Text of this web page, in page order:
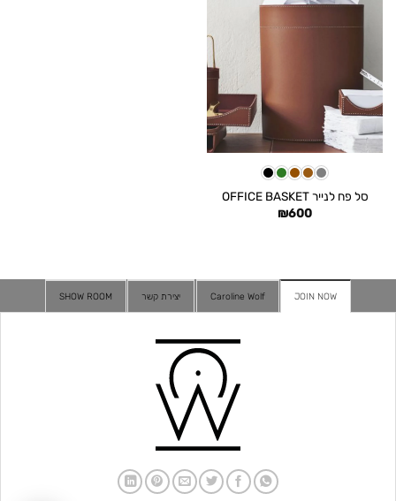
סל פח לנייר OFFICE BASKET
₪600
JOIN NOW
Caroline Wolf יצירת קשר SHOW ROOM